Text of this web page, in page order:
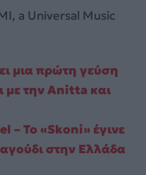
a Universal Music
μια πρώτη γεύση
με την Anitta και
– Το «Skoni» έγινε
στην Ελλάδα